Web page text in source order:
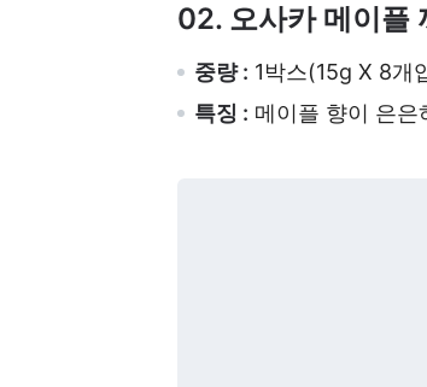
02. 오사카 메이플
중량 : 1박스(15g X 8개
특징 : 메이플 향이 은